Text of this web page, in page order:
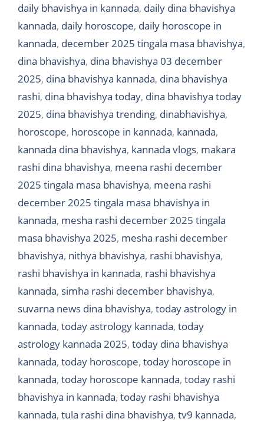
daily bhavishya in kannada, daily dina bhavishya
kannada, daily horoscope, daily horoscope in
kannada, december 2025 tingala masa bhavishya,
dina bhavishya, dina bhavishya 03 december
2025, dina bhavishya kannada, dina bhavishya
rashi, dina bhavishya today, dina bhavishya today
2025, dina bhavishya trending, dinabhavishya,
horoscope, horoscope in kannada, kannada,
kannada dina bhavishya, kannada vlogs, makara
rashi dina bhavishya, meena rashi december
2025 tingala masa bhavishya, meena rashi
december 2025 tingala masa bhavishya in
kannada, mesha rashi december 2025 tingala
masa bhavishya 2025, mesha rashi december
bhavishya, nithya bhavishya, rashi bhavishya,
rashi bhavishya in kannada, rashi bhavishya
kannada, simha rashi december bhavishya,
suvarna news dina bhavishya, today astrology in
kannada, today astrology kannada, today
astrology kannada 2025, today dina bhavishya
kannada, today horoscope, today horoscope in
kannada, today horoscope kannada, today rashi
bhavishya in kannada, today rashi bhavishya
kannada, tula rashi dina bhavishya, tv9 kannada,